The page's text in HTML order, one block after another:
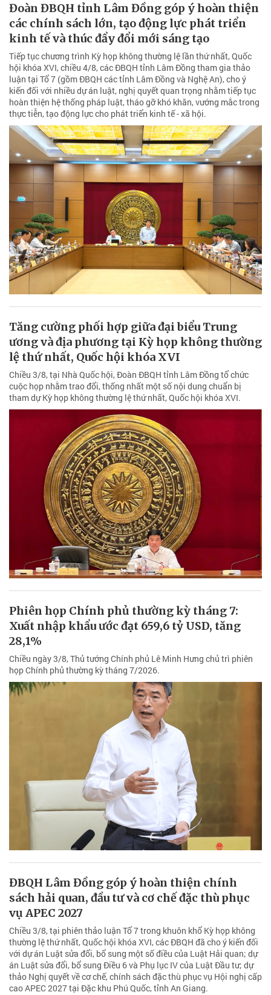
Đoàn ĐBQH tỉnh Lâm Đồng góp ý hoàn thiện
các chính sách lớn, tạo động lực phát triển
kinh tế và thúc đẩy đổi mới sáng tạo
Tiếp tục chương trình Kỳ họp không thường lệ lần thứ nhất, Quốc
hội khóa XVI, chiều 4/8, các ĐBQH tỉnh Lâm Đồng tham gia thảo
luận tại Tổ 7 (gồm ĐBQH các tỉnh Lâm Đồng và Nghệ An), cho ý
kiến đối với nhiều dự án luật, nghị quyết quan trọng nhằm tiếp tục
hoàn thiện hệ thống pháp luật, tháo gỡ khó khăn, vướng mắc trong
thực tiễn, tạo động lực cho phát triển kinh tế - xã hội.
Tăng cường phối hợp giữa đại biểu Trung
ương và địa phương tại Kỳ họp không thường
lệ thứ nhất, Quốc hội khóa XVI
Chiều 3/8, tại Nhà Quốc hội, Đoàn ĐBQH tỉnh Lâm Đồng tổ chức
cuộc họp nhằm trao đổi, thống nhất một số nội dung chuẩn bị
tham dự Kỳ họp không thường lệ thứ nhất, Quốc hội khóa XVI.
Phiên họp Chính phủ thường kỳ tháng 7:
Xuất nhập khẩu ước đạt 659,6 tỷ USD, tăng
28,1%
Chiều ngày 3/8, Thủ tướng Chính phủ Lê Minh Hưng chủ trì phiên
họp Chính phủ thường kỳ tháng 7/2026.
ĐBQH Lâm Đồng góp ý hoàn thiện chính
sách hải quan, đầu tư và cơ chế đặc thù phục
vụ APEC 2027
Chiều 3/8, tại phiên thảo luận Tổ 7 trong khuôn khổ Kỳ họp không
thường lệ thứ nhất, Quốc hội khóa XVI, các ĐBQH đã cho ý kiến đối
với dự án Luật sửa đổi, bổ sung một số điều của Luật Hải quan; dự
án Luật sửa đổi, bổ sung Điều 6 và Phụ lục IV của Luật Đầu tư; dự
thảo Nghị quyết về cơ chế, chính sách đặc thù phục vụ Hội nghị cấp
cao APEC 2027 tại Đặc khu Phú Quốc, tỉnh An Giang.